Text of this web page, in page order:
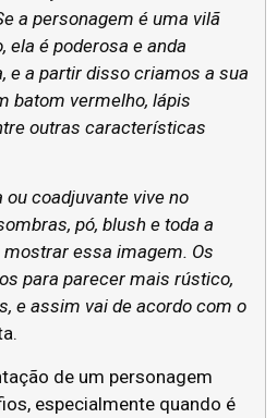
a personagem é uma vilã
ela é poderosa e anda
e a partir disso criamos a sua
batom vermelho, lápis
outras características
ou coadjuvante vive no
pó, blush e toda a
essa imagem. Os
para parecer mais rústico,
e assim vai de acordo com o
de um personagem
especialmente quando é